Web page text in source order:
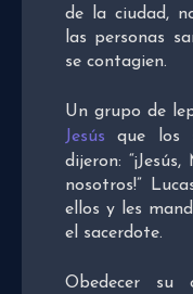
de la ciudad,
las personas
se contagien.
Un grupo de
Jesúsque los
dijeron:
nosotros!”
ellos y les
el sacerdote.
Obedecer su